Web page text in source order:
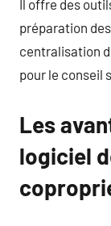
Il offre des
préparation
centralisation
pour le conseil
Les
logiciel